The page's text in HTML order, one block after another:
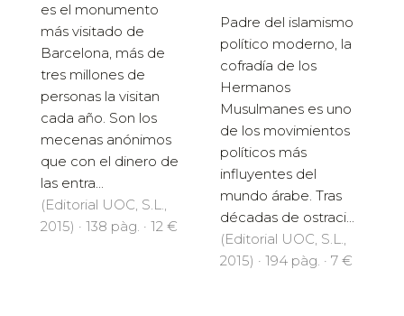
es el monumento
más visitado de
Barcelona, más de
tres millones de
personas la visitan
cada año. Son los
mecenas anónimos
que con el dinero de
las entra...
(Editorial UOC, S.L.,
2015) · 138 pàg. · 12 €
Padre del islamismo
político moderno, la
cofradía de los
Hermanos
Musulmanes es uno
de los movimientos
políticos más
influyentes del
mundo árabe. Tras
décadas de ostraci...
(Editorial UOC, S.L.,
2015) · 194 pàg. · 7 €